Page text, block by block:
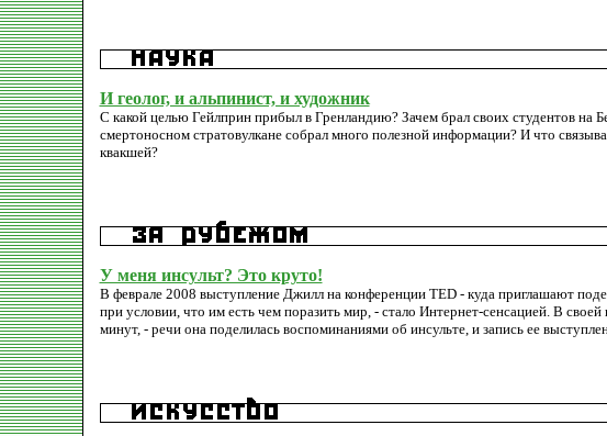
И геолог, и альпинист, и художник
С какой целью Гейлприн прибыл в Гренландию? Зачем брал своих студентов на
смертоносном стратовулкане собрал много полезной информации? И что
квакшей?
У меня инсульт? Это круто!
В феврале 2008 выступление Джилл на конференции TED - куда приглашают
при условии, что им есть чем поразить мир, - стало Интернет-сенсацией. В
минут, - речи она поделилась воспоминаниями об инсульте, и запись ее